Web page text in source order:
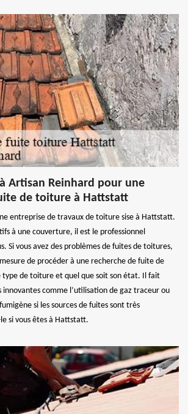
Artisan Reinhard pour une
de toiture à Hattstatt
entreprise de travaux de toiture sise à Hattstatt.
à une couverture, il est le professionnel
Si vous avez des problèmes de fuites de toitures,
de procéder à une recherche de fuite de
de toiture et quel que soit son état. Il fait
innovantes comme l’utilisation de gaz traceur ou
si les sources de fuites sont très
si vous êtes à Hattstatt.